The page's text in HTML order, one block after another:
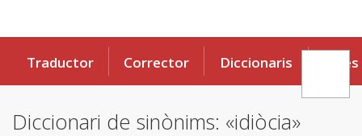
Traductor Corrector Diccionaris Eines
Diccionari de sinònims: «idiòcia»